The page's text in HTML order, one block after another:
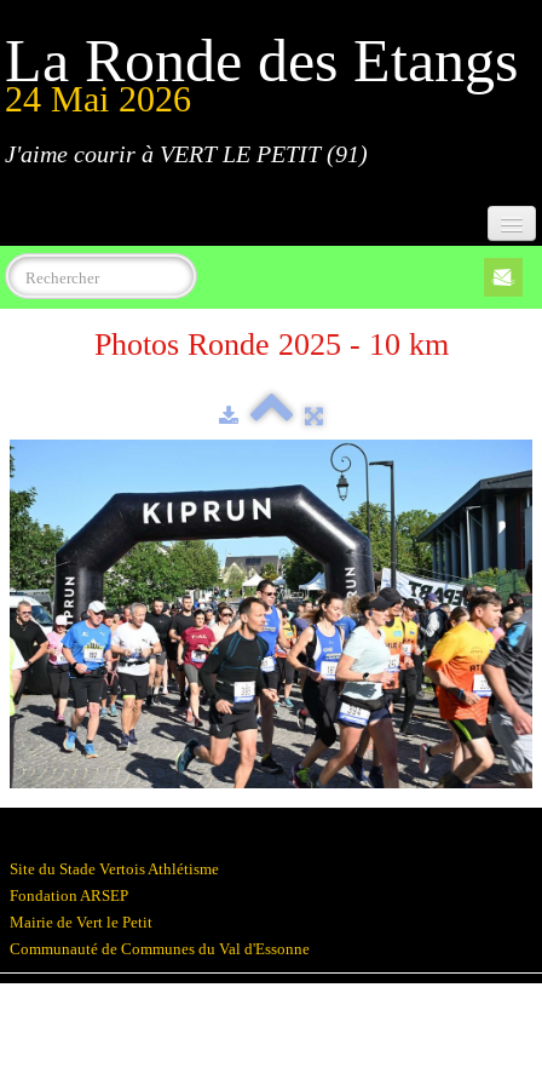
La Ronde des Etangs
24 Mai 2026
J'aime courir à VERT LE PETIT (91)
Accueil
Programme
Parcours
Résultats
Devenez bénévoles
Partenaires
Photos ▼
Photos Ronde 2025 - 10 km
Site du Stade Vertois Athlétisme
Fondation ARSEP
Mairie de Vert le Petit
Communauté de Communes du Val d'Essonne